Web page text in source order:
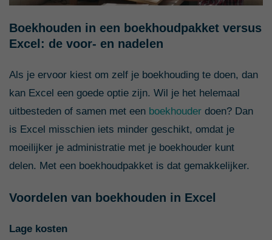
Boekhouden in een boekhoudpakket versus
Excel: de voor- en nadelen
Als je ervoor kiest om zelf je boekhouding te doen, dan
kan Excel een goede optie zijn. Wil je het helemaal
uitbesteden of samen met een boekhouder doen? Dan
is Excel misschien iets minder geschikt, omdat je
moeilijker je administratie met je boekhouder kunt
delen. Met een boekhoudpakket is dat gemakkelijker.
Voordelen van boekhouden in Excel
Lage kosten